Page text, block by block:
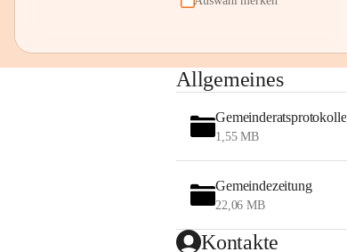
Allgemeines
Gemeinderatsprotokolle
1,55 MB
Gemeindezeitung
22,06 MB
Kontakte